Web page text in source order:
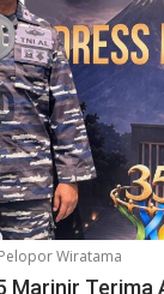
Pelopor Wiratama
Marinir Terima